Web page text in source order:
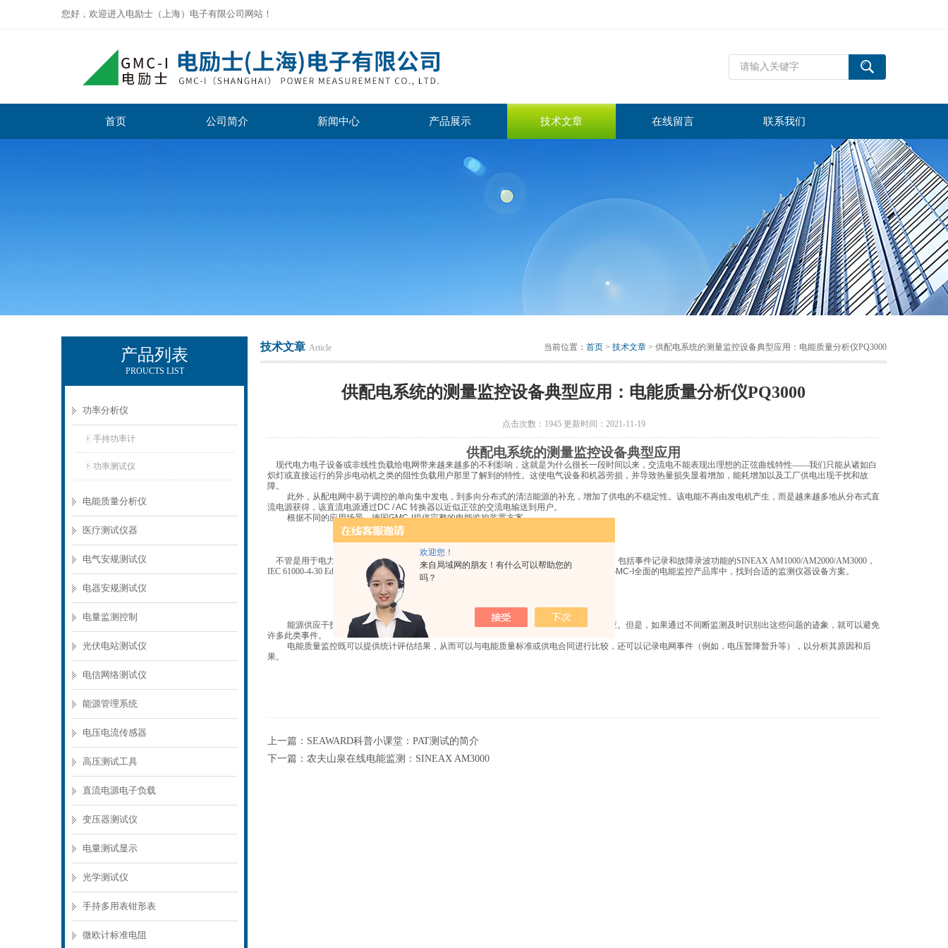
欢迎您！
来自局域网的朋友！有什么可以帮助您的
吗？
您好，欢迎进入电励士（上海）电子有限公司网站！
首页 公司简介 新闻中心 产品展示 技术文章 在线留言 联系我们
产品列表
PROUCTS LIST
功率分析仪
手持功率计
功率测试仪
电能质量分析仪
医疗测试仪器
电气安规测试仪
电器安规测试仪
电量监测控制
光伏电站测试仪
电信网络测试仪
能源管理系统
电压电流传感器
高压测试工具
直流电源电子负载
变压器测试仪
电量测试显示
光学测试仪
手持多用表钳形表
微欧计标准电阻
技术文章 Article 当前位置： 首页 > 技术文章 > 供配电系统的测量监控设备典型应用：电能质量分析仪PQ3000
供配电系统的测量监控设备典型应用：电能质量分析仪PQ3000
点击次数：1945 更新时间：2021-11-19
供配电系统的测量监控设备典型应用
现代电力电子设备或非线性负载给电网带来越来越多的不利影响，这就是为什么很长一段时间以来，交流电不能表现出理想的正弦曲线特性——我们只能从诸如白
炽灯或直接运行的异步电动机之类的阻性负载用户那里了解到的特性。这使电气设备和机器劳损，并导致热量损失显着增加，能耗增加以及工厂供电出现干扰和故
障。
此外，从配电网中易于调控的单向集中发电，到多向分布式的清洁能源的补充，增加了供电的不稳定性。该电能不再由发电机产生，而是越来越多地从分布式直
流电源获得，该直流电源通过 DC / AC 转换器以近似正弦的交流电输送到用户。
根据不同的应用场景，德国GMC-I提供完整的电能监控装置方案。
不管是用于电力系统各种电气参数全面监测和分析的Aplus ，还是用于所有电能变量的测量，包括事件记录和故障录波功能的SINEAX AM1000/AM2000/AM3000 ，
IEC 61000-4-30 Ed .3
认证的 A级电能质量监测仪器LINAX PQ3000/PQ5000，用户总能在 GMC- 全面的电能监控产品库中，找到合适的监测仪器设备方案。
能源供应干扰可能导致生产和设备故障，通常，只有在发生高额财务损失后才会做出反应。但是，如果通过不间断监测及时识别出这些问题的迹象，就可以避免
许多此类事件。
电能质量监控既可以提供统计评估结果，从而可以与电能质量标准或供电合同进行比较，还可以记录电网事件（例如，电压暂降暂升等），以分析其原因和后
果。
上一篇： SEAWARD科普小课堂：PAT测试的简介
下一篇： 农夫山泉在线电能监测：SINEAX AM3000